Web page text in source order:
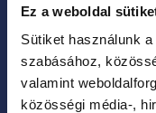
Ez a weboldal
Sütiket használunk
szabásához,
valamint
közösségi média-,
Szín 
Nettó súly 62
Űrtartalom  200